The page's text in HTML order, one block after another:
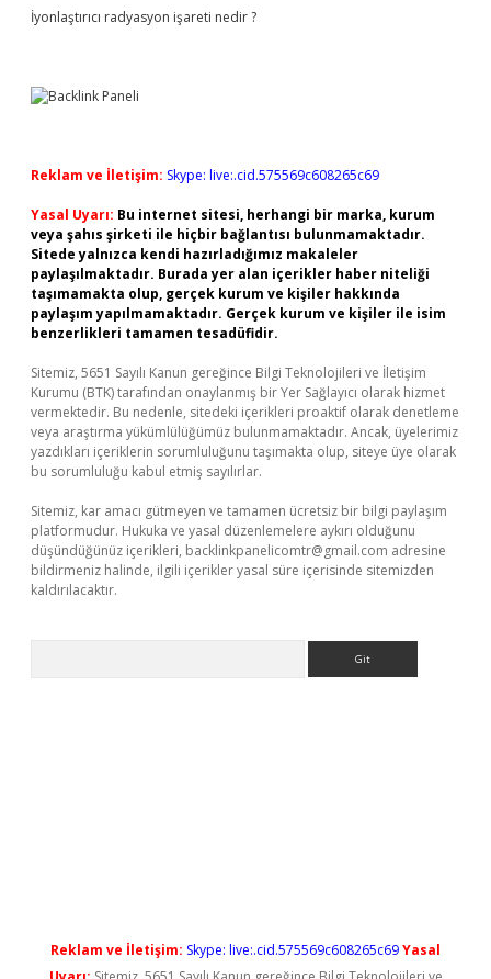
İyonlaştırıcı radyasyon işareti nedir ?
Reklam ve İletişim: Skype: live:.cid.575569c608265c69
Yasal Uyarı: Bu internet sitesi, herhangi bir marka, kurum
veya şahıs şirketi ile hiçbir bağlantısı bulunmamaktadır.
Sitede yalnızca kendi hazırladığımız makaleler
paylaşılmaktadır. Burada yer alan içerikler haber niteliği
taşımamakta olup, gerçek kurum ve kişiler hakkında
paylaşım yapılmamaktadır. Gerçek kurum ve kişiler ile isim
benzerlikleri tamamen tesadüfidir.
Sitemiz, 5651 Sayılı Kanun gereğince Bilgi Teknolojileri ve İletişim
Kurumu (BTK) tarafından onaylanmış bir Yer Sağlayıcı olarak hizmet
vermektedir. Bu nedenle, sitedeki içerikleri proaktif olarak denetleme
veya araştırma yükümlülüğümüz bulunmamaktadır. Ancak, üyelerimiz
yazdıkları içeriklerin sorumluluğunu taşımakta olup, siteye üye olarak
bu sorumluluğu kabul etmiş sayılırlar.
Sitemiz, kar amacı gütmeyen ve tamamen ücretsiz bir bilgi paylaşım
platformudur. Hukuka ve yasal düzenlemelere aykırı olduğunu
düşündüğünüz içerikleri, backlinkpanelicomtr@gmail.com adresine
bildirmeniz halinde, ilgili içerikler yasal süre içerisinde sitemizden
kaldırılacaktır.
Reklam ve İletişim: Skype: live:.cid.575569c608265c69Yasal